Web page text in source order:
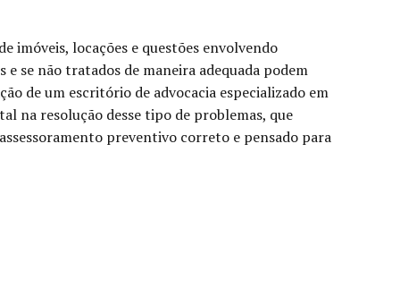
imóveis, locações e questões envolvendo
se não tratados de maneira adequada podem
de um escritório de advocacia especializado em
na resolução desse tipo de problemas, que
preventivo correto e pensado para